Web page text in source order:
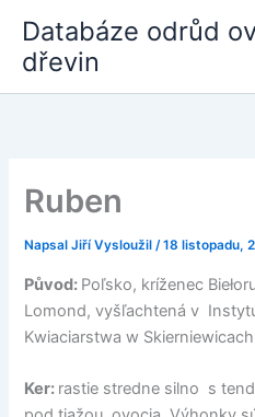
obsah
Databáze odrůd
dřevin
Ruben
NapsalJiří Vysloužil/18 listopadu,
Původ: Poľsko, kríženec
Lomond, vyšľachtená v
Kwiaciarstwa w
Ker: rastie stredne silno s